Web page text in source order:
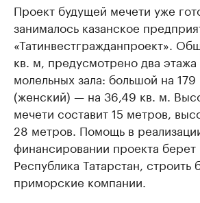
Проект будущей мечети уже
занималось казанское
«Татинвестгражданпроект».
кв. м, предусмотрено два этажа
молельных зала: большой на
(женский) — на 36,49 кв. м.
мечети составит 15 метров,
28 метров. Помощь в
финансировании проекта берет
Республика Татарстан, строить
приморские компании.